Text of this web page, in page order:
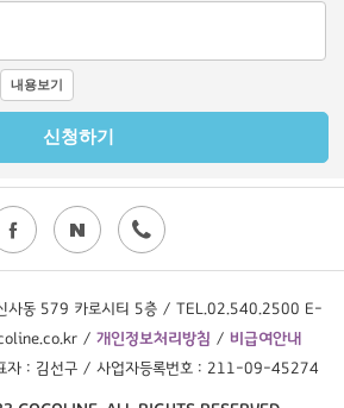
사동 579 카로시티 5층 / TEL.02.540.2500 E-
/ 개인정보처리방침 / 비급여안내
자 : 김선구 / 사업자등록번호 : 211-09-45274